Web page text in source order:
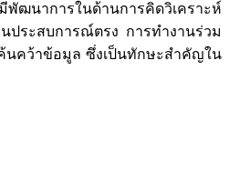
พัฒนาการในด้านการคิดวิเคราะห์
ประสบการณ์ตรง การทำงานร่วม
นคว้าข้อมูล ซึ่งเป็นทักษะสำคัญใน